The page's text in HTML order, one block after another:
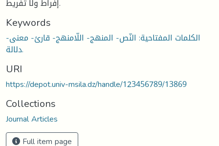
إفراط ولا تفريط.
Keywords
الكلمات المفتاحية: النّص- المنهج- اللّامنهج- قارئ- معنى-
دلالة.
URI
https://depot.univ-msila.dz/handle/123456789/13869
Collections
Journal Articles
Full item page